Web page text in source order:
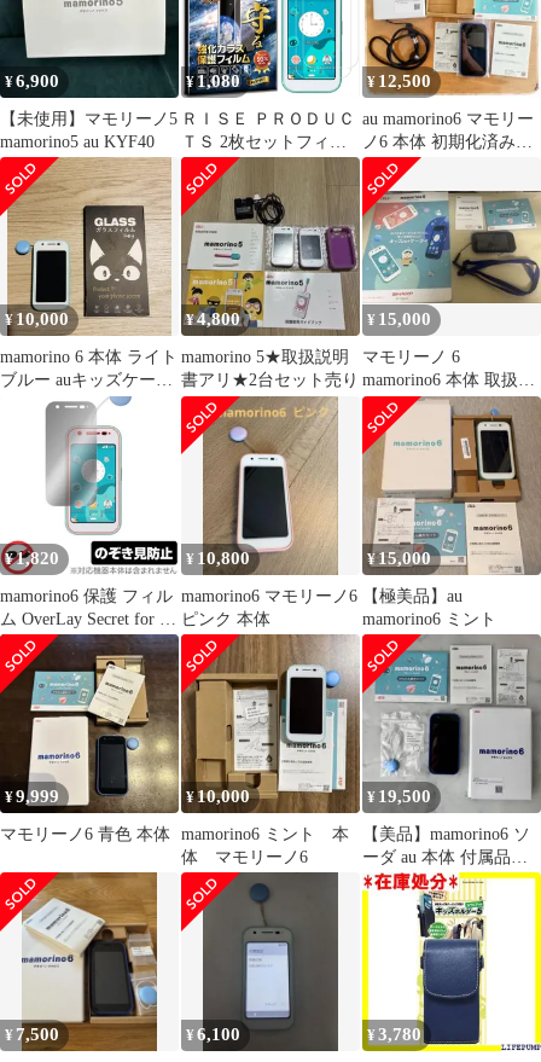
ラスフィルム 画面保護
フィルム スマホフィル
ム スクリーンフィルム
液晶保護フィルム
¥6,900
【未使用】マモリーノ5
mamorino5 au KYF40
¥1,080
ＲＩＳＥ ＰＲＯＤＵＣ
ＴＳ 2枚セットフィル
ム マモリーノ シックス
対応 ガラスフィルム
93% 保護フィルム 強化
高透過 高光沢 日本製
旭硝子 (ブルーライト
カット)
¥ 12,500
au mamorino6 マモリー
ノ6 本体 初期化済み
SIMロック解除済み
¥ 10,000
mamorino 6 本体 ライト
ブルー auキッズケータ
¥4,800
mamorino 5★取扱説明
書アリ★2台セット売り
¥ 15,000
マモリーノ 6
mamorino6 本体 取扱説
明書付き
¥1,820
mamorino6 保護 フィル
ム OverLay Secret for au
キッズ向けケータイ マ
モリーノ シックス 液晶
保護 プライバシーフィ
ルター 覗き見防止
¥ 10,800
mamorino6 マモリーノ6
ピンク 本体
¥15,000
【極美品】au
mamorino6 ミント
¥9,999
マモリーノ6 青色 本体
¥10,000
mamorino6 ミント 本
体 マモリーノ6
¥ 19,500
【美品】mamorino6 ソ
ーダ au 本体 付属品完
備 フィルム付
¥ 7,500 ¥6,100 ¥ 3,780